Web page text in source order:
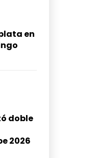
en
doble
2026